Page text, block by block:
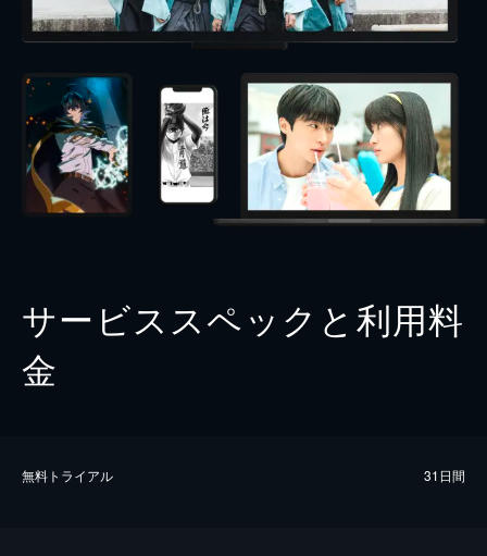
サービススペックと利用料
金
無料トライアル 31日間